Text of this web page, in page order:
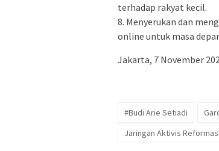
terhadap rakyat kecil.
8. Menyerukan dan
online untuk masa
Jakarta, 7 November
#Budi Arie Setiadi
Jaringan Aktivis